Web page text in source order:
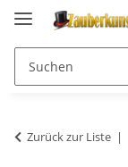
Zurück zur Liste